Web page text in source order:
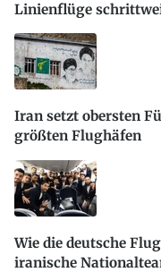
Linienflüge
Iran setzt obersten
größten Flughäfen
Wie die deutsche
iranische